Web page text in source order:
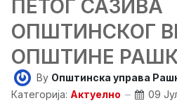
ПЕТОГ САЗИВА
ОПШТИНСКОГ
ОПШТИНЕ
By Општинска управа
Категорија: Актуелно
09